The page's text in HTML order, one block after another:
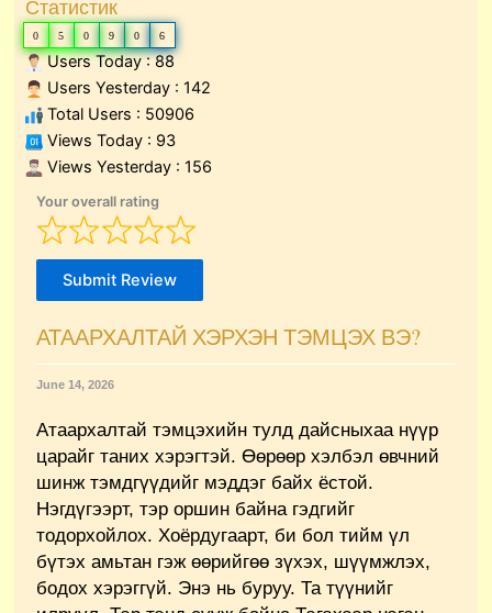
Статистик
0 5 0 9 0 6
Users Today : 88
Users Yesterday : 142
Total Users : 50906
Views Today : 93
Views Yesterday : 156
Your overall rating
Submit Review
АТААРХАЛТАЙ ХЭРХЭН ТЭМЦЭХ ВЭ?
June 14, 2026
Атаархалтай тэмцэхийн тулд дайсныхаа нүүр
царайг таних хэрэгтэй. Өөрөөр хэлбэл өвчний
шинж тэмдгүүдийг мэддэг байх ёстой.
Нэгдүгээрт, тэр оршин байна гэдгийг
тодорхойлох. Хоёрдугаарт, би бол тийм үл
бүтэх амьтан гэж өөрийгөө зүхэх, шүүмжлэх,
бодох хэрэггүй. Энэ нь буруу. Та түүнийг